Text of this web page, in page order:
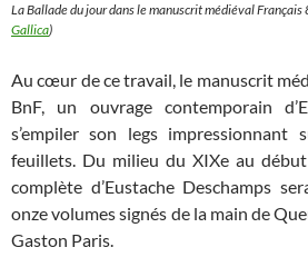
La Ballade du jour dans le manuscrit médiéval Français
Gallica)
Au cœur de ce travail, le manuscrit
BnF, un ouvrage contemporain
s’empiler son legs
feuillets. Du milieu du XIXe au
complète d’Eustache Deschamps
onze volumes signés de la main de
Gaston Paris.